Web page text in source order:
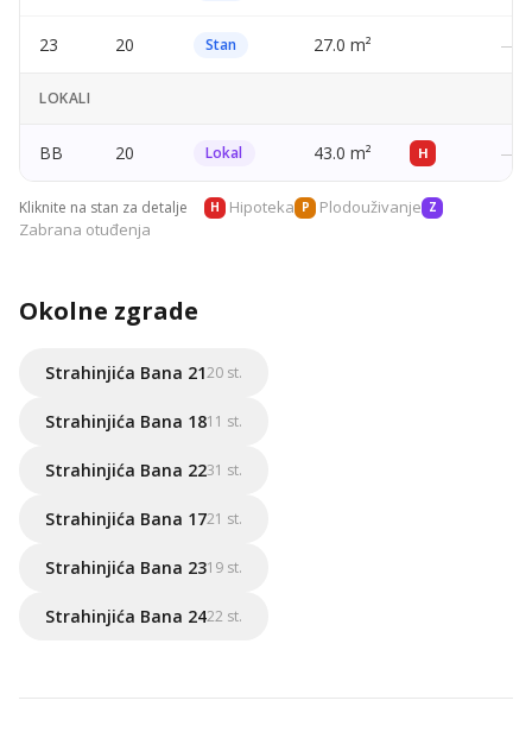
23 20 Stan 27.0 m² —
LOKALI
BB 20 Lokal 43.0 m² H —
Kliknite na stan za detalje H Hipoteka P Plodouživanje Z
Zabrana otuđenja
Okolne zgrade
Strahinjića Bana 2120 st.
Strahinjića Bana 1811 st.
Strahinjića Bana 2231 st.
Strahinjića Bana 1721 st.
Strahinjića Bana 2319 st.
Strahinjića Bana 2422 st.